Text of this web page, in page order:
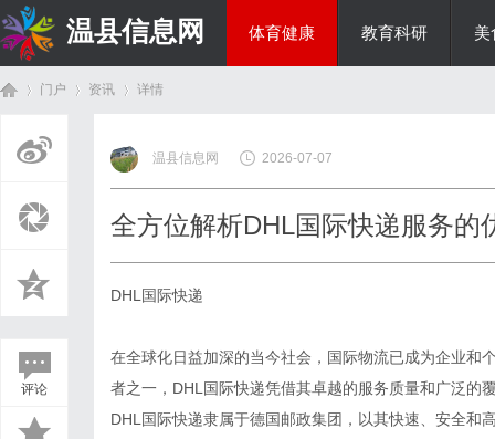
温县信息网 体育健康 教育科研 美
门户 资讯
›
详情
评论
温县信息网 2026-07-07
全方位解析DHL国际快递服务的
DHL国际快递
在全球化日益加深的当今社会，国际物流已成为企业和
者之一，DHL国际快递凭借其卓越的服务质量和广泛的
DHL国际快递隶属于德国邮政集团，以其快速、安全和